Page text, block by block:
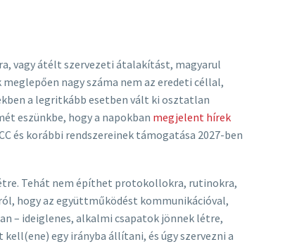
vagy átélt szervezeti átalakítást, magyarul
nagy száma nem az eredeti céllal,
a legritkább esetben vált ki osztatlan
eszünkbe, hogy a napokban megjelent hírek
és korábbi rendszereinek támogatása 2027-ben
Tehát nem építhet protokollokra, rutinokra,
hogy az együttműködést kommunikációval,
– ideiglenes, alkalmi csapatok jönnek létre,
egy irányba állítani, és úgy szervezni a